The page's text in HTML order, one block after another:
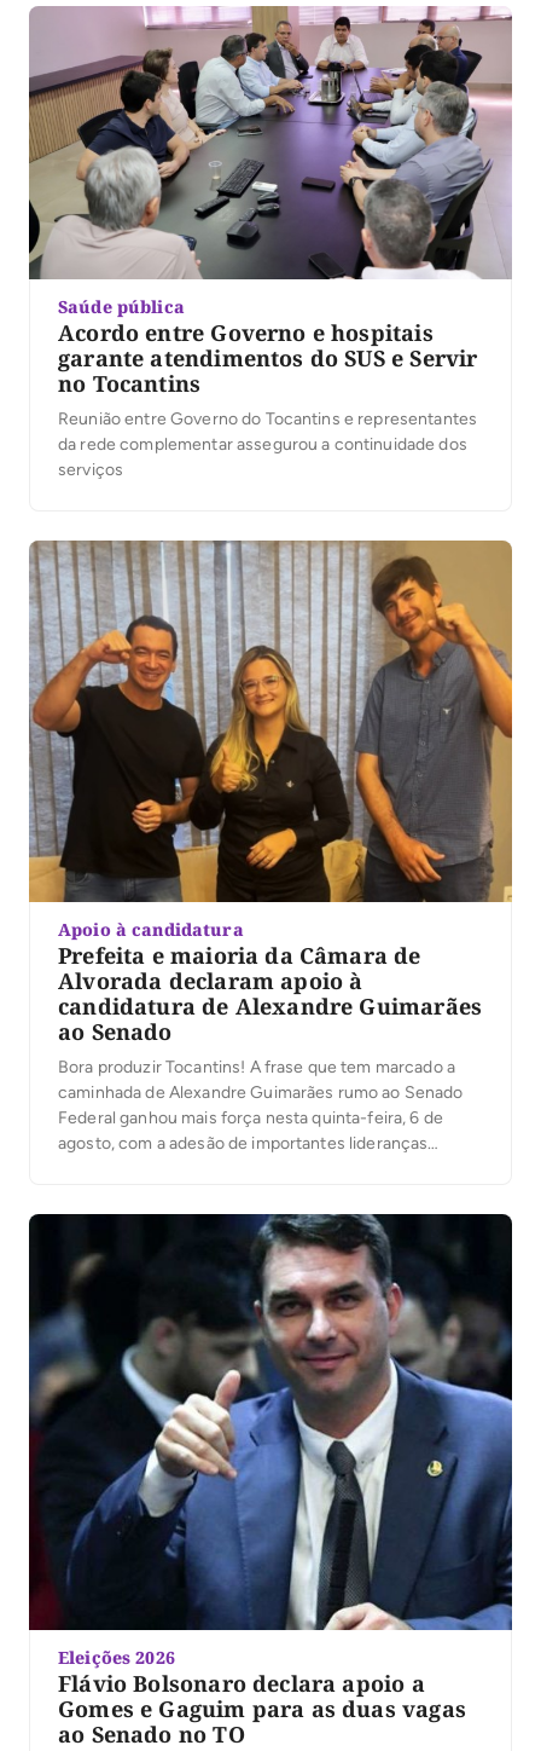
Saúde pública
Acordo entre Governo e hospitais
garante atendimentos do SUS e Servir
no Tocantins
Reunião entre Governo do Tocantins e representantes
da rede complementar assegurou a continuidade dos
serviços
Apoio à candidatura
Prefeita e maioria da Câmara de
Alvorada declaram apoio à
candidatura de Alexandre Guimarães
ao Senado
Bora produzir Tocantins! A frase que tem marcado a
caminhada de Alexandre Guimarães rumo ao Senado
Federal ganhou mais força nesta quinta-feira, 6 de
agosto, com a adesão de importantes lideranças
Eleições 2026
Flávio Bolsonaro declara apoio a
Gomes e Gaguim para as duas vagas
ao Senado no TO